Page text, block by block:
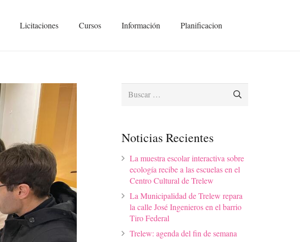
Licitaciones Cursos Información Planificacion
Buscar:
Noticias Recientes
La muestra escolar interactiva sobre
ecología recibe a las escuelas en el
Centro Cultural de Trelew
La Municipalidad de Trelew repara
la calle José Ingenieros en el barrio
Tiro Federal
Trelew: agenda del fin de semana